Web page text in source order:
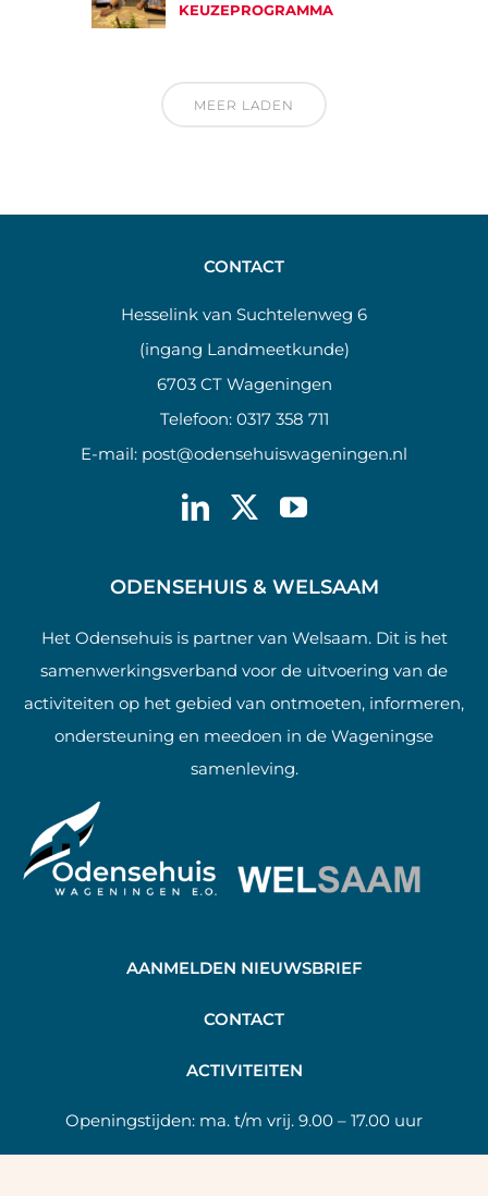
KEUZEPROGRAMMA
MEER LADEN
CONTACT
Hesselink van Suchtelenweg 6
(ingang Landmeetkunde)
6703 CT Wageningen
Telefoon: 0317 358 711
E-mail: post@odensehuiswageningen.nl
ODENSEHUIS & WELSAAM
Het Odensehuis is partner van Welsaam. Dit is het
samenwerkingsverband voor de uitvoering van de
activiteiten op het gebied van ontmoeten, informeren,
ondersteuning en meedoen in de Wageningse
samenleving.
AANMELDEN NIEUWSBRIEF
CONTACT
ACTIVITEITEN
Openingstijden: ma. t/m vrij. 9.00 – 17.00 uur